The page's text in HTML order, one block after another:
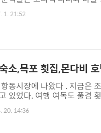
약40분 거리로 구비구비 마
기가 되면 줄기가 눕어 있
1. 21:52
소,목포 횟집,몬다비
동시장에 나왔다 . 지금은
있었다. 여행 여독도 풀겸
닷 고기들과 해산물들의 사
시작하는데, 시간이 된다
20. 14:36